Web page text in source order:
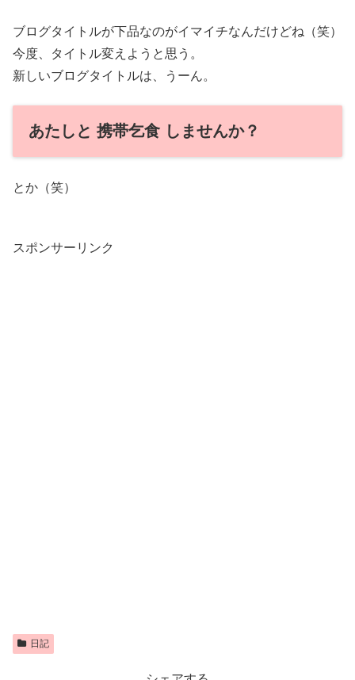
ブログタイトルが下品なのがイマイチなんだけどね（笑）
今度、タイトル変えようと思う。
新しいブログタイトルは、うーん。
あたしと 携帯乞食 しませんか？
とか（笑）
スポンサーリンク
日記